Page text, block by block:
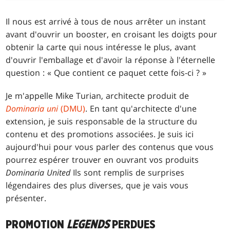
Il nous est arrivé à tous de nous arrêter un instant
avant d'ouvrir un booster, en croisant les doigts pour
obtenir la carte qui nous intéresse le plus, avant
d'ouvrir l'emballage et d'avoir la réponse à l'éternelle
question : « Que contient ce paquet cette fois-ci ? »
Je m'appelle Mike Turian, architecte produit de
Dominaria uni(DMU). En tant qu'architecte d'une
extension, je suis responsable de la structure du
contenu et des promotions associées. Je suis ici
aujourd'hui pour vous parler des contenus que vous
pourrez espérer trouver en ouvrant vos produits
Dominaria UnitedIls sont remplis de surprises
légendaires des plus diverses, que je vais vous
présenter.
PROMOTION LEGENDSPERDUES